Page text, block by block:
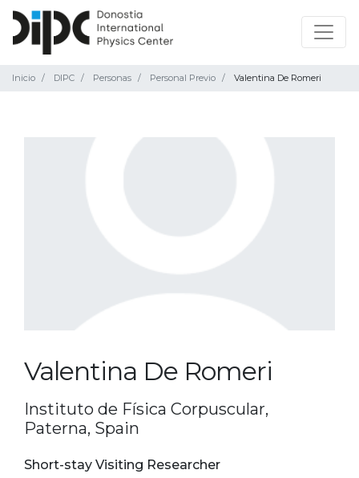
Inicio DIPC Personas Personal Previo Valentina De Romeri
Valentina De Romeri
Instituto de Física Corpuscular,
Paterna, Spain
Short-stay Visiting Researcher